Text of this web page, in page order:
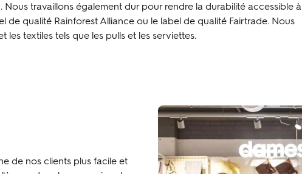
travaillons également dur pour rendre la durabilité accessible à
de qualité Rainforest Alliance ou le label de qualité Fairtrade. Nous
textiles tels que les pulls et les serviettes.
de nos clients plus facile et